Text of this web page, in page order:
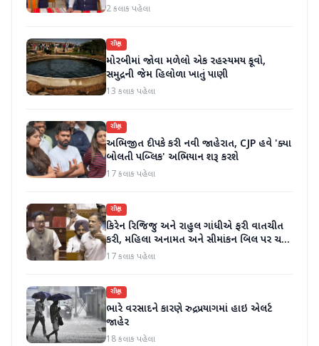
2 કલાક પહેલા
રાષ્ટ્રીય
મોરબીમાં જોવા મળેલો એક રહસ્યમય કૂવો,
સમુદ્રની જેમ હિલોળા ખાતું પાણી
13 કલાક પહેલા
રાષ્ટ્રીય
અભિજીત દીપકે કરી નવી જાહેરાત, CJP હવે 'ક્યા
બોલતી પબ્લિક' અભિયાન શરૂ કરશે
17 કલાક પહેલા
રાષ્ટ્રીય
કિરેન રિજિજુ અને રાહુલ ગાંધીએ ફરી વાતચીત
કરી, મહિલા અનામત અને સીમાંકન બિલ પર ચર્ચા
કરી
17 કલાક પહેલા
રાષ્ટ્રીય
ભારે વરસાદને કારણે રુદ્રપ્રયાગમાં હાઇ એલર્ટ
જાહેર
18 કલાક પહેલા